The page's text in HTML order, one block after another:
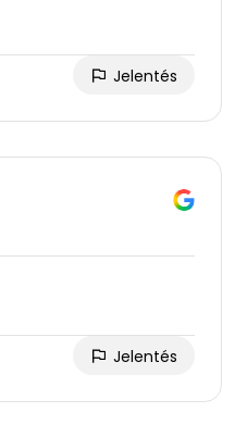
Jelentés
Jelentés